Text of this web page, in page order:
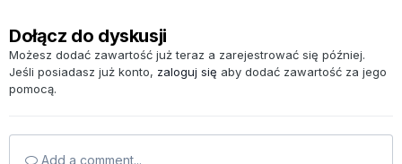
Dołącz do dyskusji
Możesz dodać zawartość już teraz a zarejestrować się później.
Jeśli posiadasz już konto, zaloguj się aby dodać zawartość za jego
pomocą.
Add a comment...